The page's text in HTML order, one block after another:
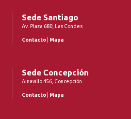
Sede Santiago
Av. Plaza 680, Las Condes
Contacto Mapa
Sede Concepción
Ainavillo 456, Concepción
Contacto Mapa